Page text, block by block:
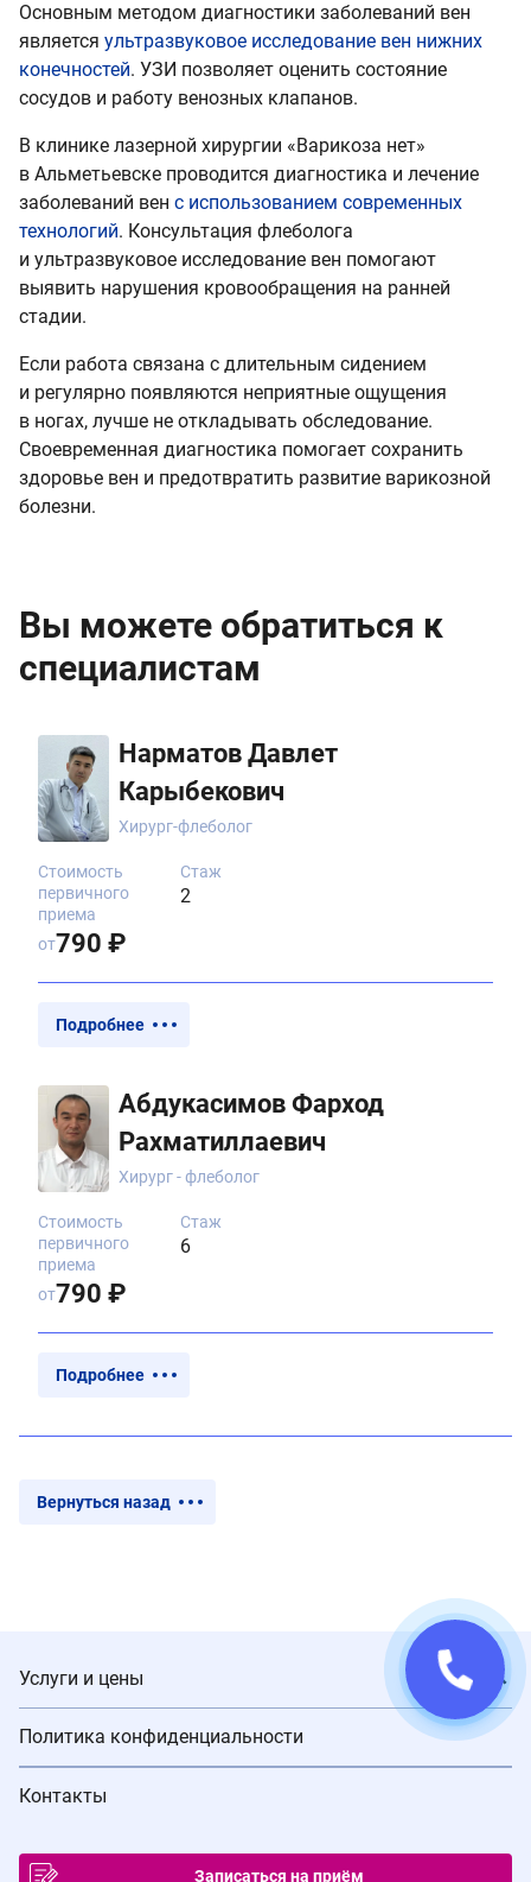
Основным методом диагностики заболеваний вен
является ультразвуковое исследование вен нижних
конечностей. УЗИ позволяет оценить состояние
сосудов и работу венозных клапанов.
В клинике лазерной хирургии «Варикоза нет»
в Альметьевске проводится диагностика и лечение
заболеваний вен с использованием современных
технологий. Консультация флеболога
и ультразвуковое исследование вен помогают
выявить нарушения кровообращения на ранней
стадии.
Если работа связана с длительным сидением
и регулярно появляются неприятные ощущения
в ногах, лучше не откладывать обследование.
Своевременная диагностика помогает сохранить
здоровье вен и предотвратить развитие варикозной
болезни.
Вы можете обратиться к
специалистам
Нарматов Давлет
Карыбекович
Хирург-флеболог
Стаж
2
Стоимость
первичного
приема
от790 ₽
Подробнее
Абдукасимов Фарход
Рахматиллаевич
Хирург - флеболог
Стаж
6
Стоимость
первичного
приема
от790 ₽
Подробнее
Вернуться назад
Услуги и цены
Политика конфиденциальности
Контакты
Записаться на приём